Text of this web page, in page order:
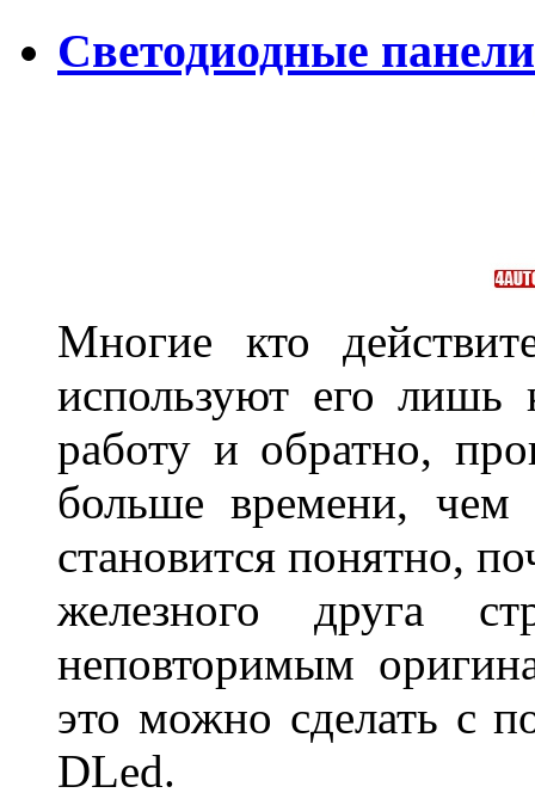
Светодиодные
Многие кто
используют его лишь
работу и обратно,
больше времени, чем
становится понятно,
железного друга
неповторимым
это можно сделать с
DLed.